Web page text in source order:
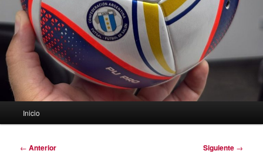
Inicio
Navegación
← Anterior Siguiente →